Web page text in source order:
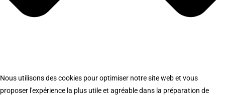
Nous utilisons des cookies pour optimiser notre site web et vous
proposer l'expérience la plus utile et agréable dans la préparation de